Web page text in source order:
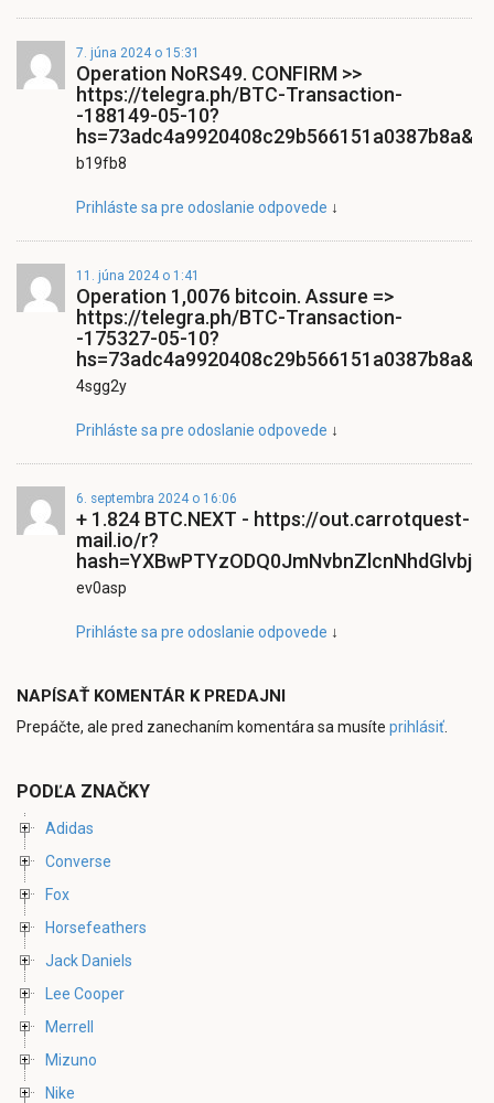
7. júna 2024 o 15:31
Operation NoRS49. CONFIRM >>
https://telegra.ph/BTC-Transaction-
-188149-05-10?
hs=73adc4a9920408c29b566151a0387b8a&
b19fb8
Prihláste sa pre odoslanie odpovede ↓
11. júna 2024 o 1:41
Operation 1,0076 bitcoin. Assure =>
https://telegra.ph/BTC-Transaction-
-175327-05-10?
hs=73adc4a9920408c29b566151a0387b8a&
4sgg2y
Prihláste sa pre odoslanie odpovede ↓
6. septembra 2024 o 16:06
+ 1.824 BTC.NEXT - https://out.carrotquest-
mail.io/r?
ev0asp
Prihláste sa pre odoslanie odpovede ↓
NAPÍSAŤ KOMENTÁR K PREDAJNI
Prepáčte, ale pred zanechaním komentára sa musíte prihlásiť
PODĽA ZNAČKY
Adidas
Converse
Fox
Horsefeathers
Jack Daniels
Lee Cooper
Merrell
Mizuno
Nike